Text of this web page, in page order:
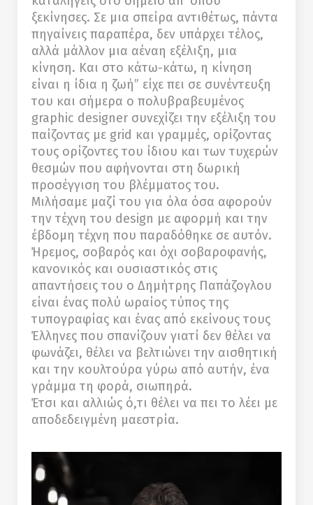
ξεκίνησες. Σε μια σπείρα αντιθέτως, πάντα
πηγαίνεις παραπέρα, δεν υπάρχει τέλος,
αλλά μάλλον μια αέναη εξέλιξη, μια
κίνηση. Και στο κάτω-κάτω, η κίνηση
είναι η ίδια η ζωή” είχε πει σε συνέντευξη
του και σήμερα ο πολυβραβευμένος
graphic designer συνεχίζει την εξέλιξη του
παίζοντας με grid και γραμμές, ορίζοντας
τους ορίζοντες του ίδιου και των τυχερών
θεσμών που αφήνονται στη δωρική
προσέγγιση του βλέμματος του.
Μιλήσαμε μαζί του για όλα όσα αφορούν
την τέχνη του design με αφορμή και την
έβδομη τέχνη που παραδόθηκε σε αυτόν.
Ήρεμος, σοβαρός και όχι σοβαροφανής,
κανονικός και ουσιαστικός στις
απαντήσεις του ο Δημήτρης Παπάζογλου
είναι ένας πολύ ωραίος τύπος της
τυπογραφίας και ένας από εκείνους τους
Έλληνες που σπανίζουν γιατί δεν θέλει να
φωνάζει, θέλει να βελτιώνει την αισθητική
και την κουλτούρα γύρω από αυτήν, ένα
γράμμα τη φορά, σιωπηρά.
Έτσι και αλλιώς ό,τι θέλει να πει το λέει με
αποδεδειγμένη μαεστρία.